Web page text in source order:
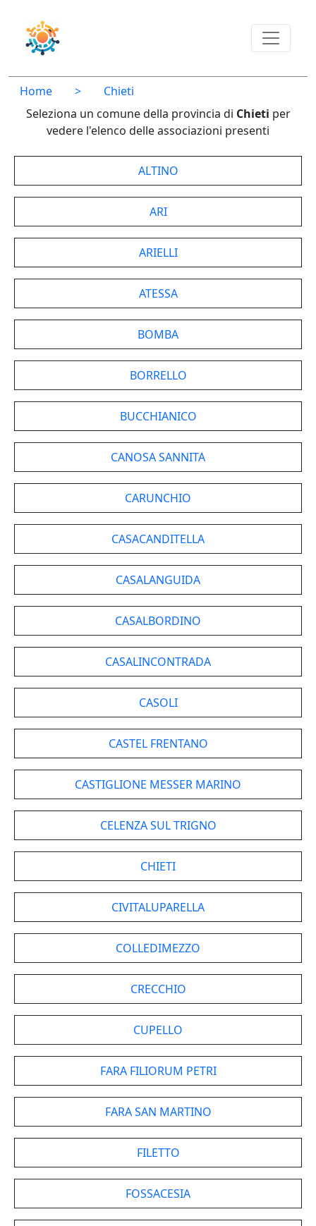
Home >
Chieti
Seleziona un comune della provincia di Chieti per
vedere l'elenco delle associazioni presenti
ALTINO
ARI
ARIELLI
ATESSA
BOMBA
BORRELLO
BUCCHIANICO
CANOSA SANNITA
CARUNCHIO
CASACANDITELLA
CASALANGUIDA
CASALBORDINO
CASALINCONTRADA
CASOLI
CASTEL FRENTANO
CASTIGLIONE MESSER MARINO
CELENZA SUL TRIGNO
CHIETI
CIVITALUPARELLA
COLLEDIMEZZO
CRECCHIO
CUPELLO
FARA FILIORUM PETRI
FARA SAN MARTINO
FILETTO
FOSSACESIA